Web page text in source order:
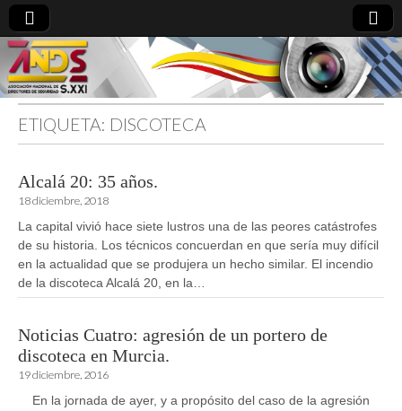
directoresdeseguridad.es
ETIQUETA: DISCOTECA
Alcalá 20: 35 años.
18 diciembre, 2018
La capital vivió hace siete lustros una de las peores catástrofes
de su historia. Los técnicos concuerdan en que sería muy difícil
en la actualidad que se produjera un hecho similar. El incendio
de la discoteca Alcalá 20, en la…
Noticias Cuatro: agresión de un portero de
discoteca en Murcia.
19 diciembre, 2016
En la jornada de ayer, y a propósito del caso de la agresión